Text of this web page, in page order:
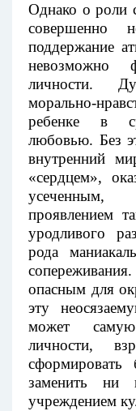
Однако о роли
совершенно
поддержание
невозможно
личности.
морально-
ребенке в
любовью. Без
внутренний
«сердцем»,
усеченным,
проявлением
уродливого
рода
опасным для
эту
может
личности,
заменить ни
учреждением